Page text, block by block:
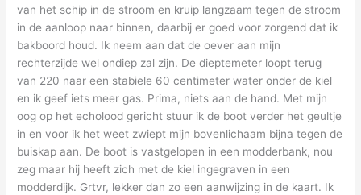
van het schip in de stroom en kruip langzaam tegen de stroom
in de aanloop naar binnen, daarbij er goed voor zorgend dat ik
bakboord houd. Ik neem aan dat de oever aan mijn
rechterzijde wel ondiep zal zijn. De dieptemeter loopt terug
van 220 naar een stabiele 60 centimeter water onder de kiel
en ik geef iets meer gas. Prima, niets aan de hand. Met mijn
oog op het echolood gericht stuur ik de boot verder het geultje
in en voor ik het weet zwiept mijn bovenlichaam bijna tegen de
buiskap aan. De boot is vastgelopen in een modderbank, nou
zeg maar hij heeft zich met de kiel ingegraven in een
modderdijk. Grtvr, lekker dan zo een aanwijzing in de kaart. Ik